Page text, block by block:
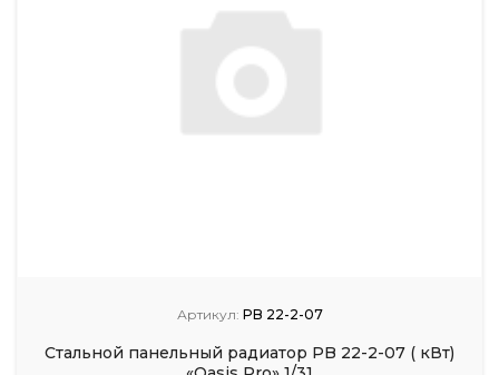
Артикул: PB 22-2-07
Стальной панельный радиатор PB 22-2-07 ( кВт)